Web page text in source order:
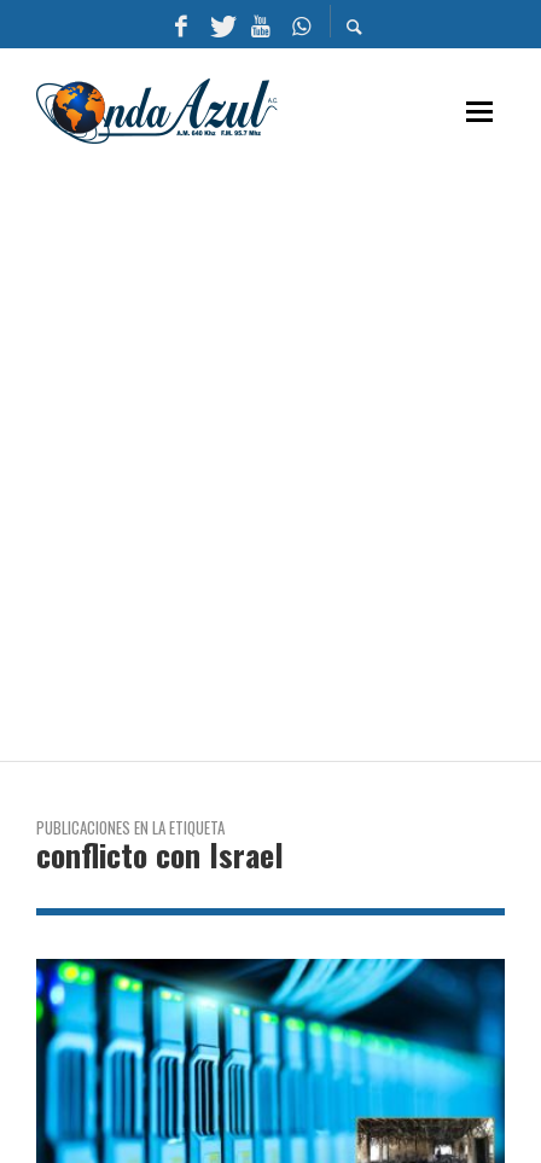
PUBLICACIONES EN LA ETIQUETA
conflicto con Israel